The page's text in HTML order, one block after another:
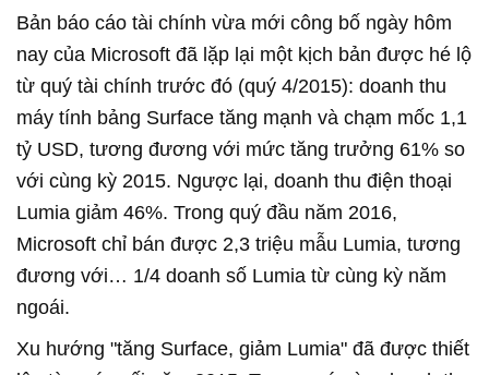
Bản báo cáo tài chính vừa mới công bố ngày hôm
nay của Microsoft đã lặp lại một kịch bản được hé lộ
từ quý tài chính trước đó (quý 4/2015): doanh thu
máy tính bảng Surface tăng mạnh và chạm mốc 1,1
tỷ USD, tương đương với mức tăng trưởng 61% so
với cùng kỳ 2015. Ngược lại, doanh thu điện thoại
Lumia giảm 46%. Trong quý đầu năm 2016,
Microsoft chỉ bán được 2,3 triệu mẫu Lumia, tương
đương với… 1/4 doanh số Lumia từ cùng kỳ năm
ngoái.
Xu hướng "tăng Surface, giảm Lumia" đã được thiết